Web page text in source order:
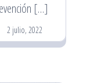
[…]
2 julio, 2022